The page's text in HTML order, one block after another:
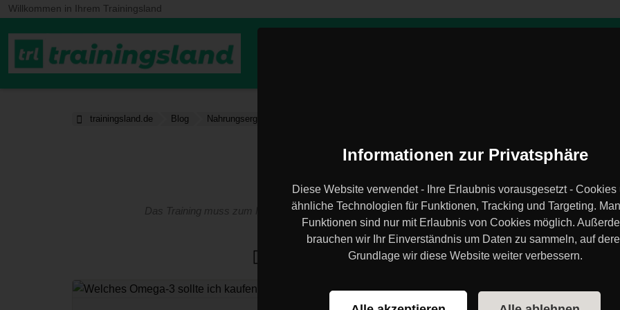
Willkommen in Ihrem Trainingsland
trainingsland.de Blog Nahrungsergänzungsmittel
trainingsland.de Blog
Das Training muss zum Menschen passen! Die Erfahrung aus über 20 Jahren als Trainer und
Artikel zum Thema
Informationen zur Privatsphäre
Diese Website verwendet - Ihre Erlaubnis vorausgesetzt - Cookies
ähnliche Technologien für Funktionen, Tracking und Targeting.
Funktionen sind nur mit Erlaubnis von Cookies möglich.
brauchen wir Ihr Einverständnis um Daten zu sammeln, auf
Grundlage wir diese Website weiter verbessern.